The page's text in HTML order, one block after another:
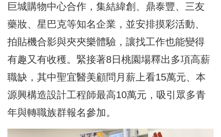
巨城購物中心合作，集結緯創、鼎泰豐、三友
藥妝、星巴克等知名企業，並安排摸彩活動、
拍貼機合影與夾夾樂體驗，讓找工作也能變得
有趣又有收穫。緊接著8日桃園場釋出多項高薪
職缺，其中聖宜醫美顧問月薪上看15萬元、本
源興構造設計工程師最高10萬元，吸引眾多青
年與轉職族群報名參加。